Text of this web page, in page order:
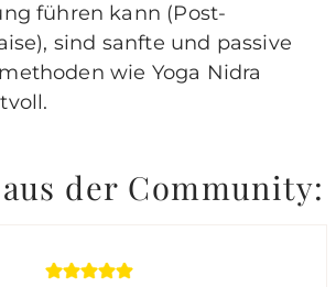
führen kann (Post-
sind sanfte und passive
wie Yoga Nidra
der Community: